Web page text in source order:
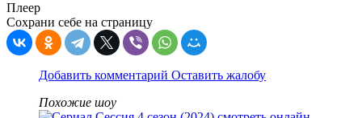
Плеер
Сохрани себе на страницу
Добавить комментарий Оставить жалобу
Похожие шоу